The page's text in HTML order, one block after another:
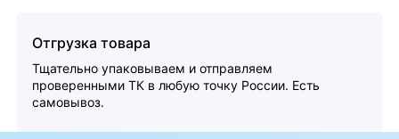
Отгрузка товара
Тщательно упаковываем и отправляем
проверенными ТК в любую точку России. Есть
самовывоз.